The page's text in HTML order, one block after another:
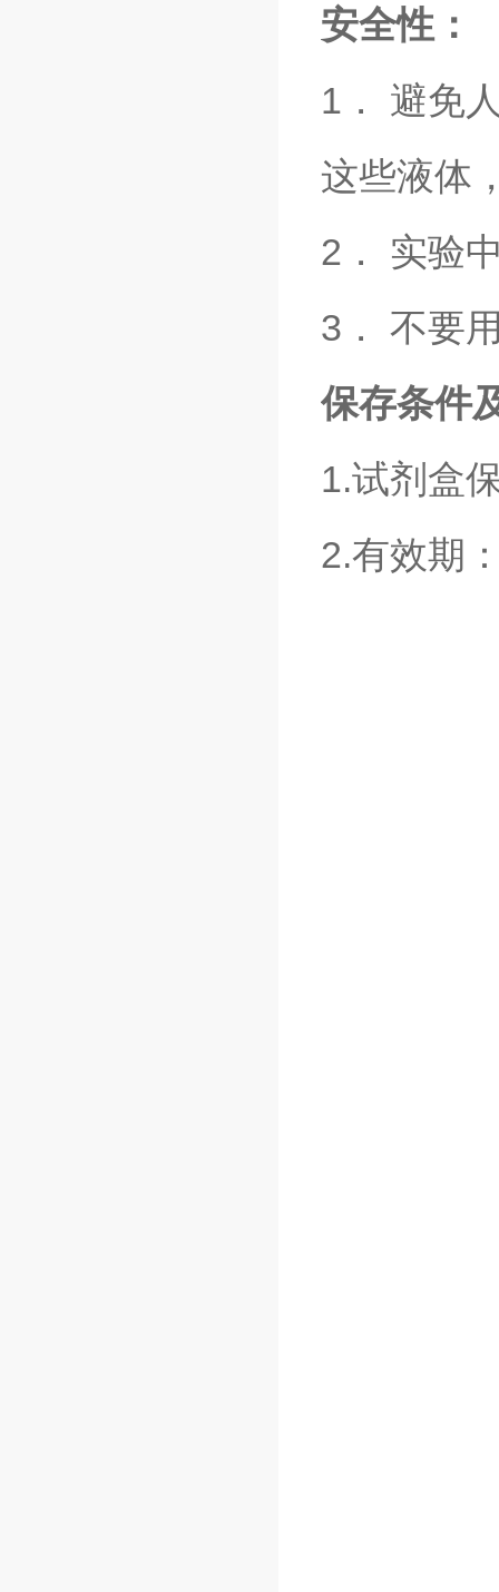
安全性：
1． 避免
这些液体
2． 实验
3． 不要
保存条件
1.试剂盒
2.有效期